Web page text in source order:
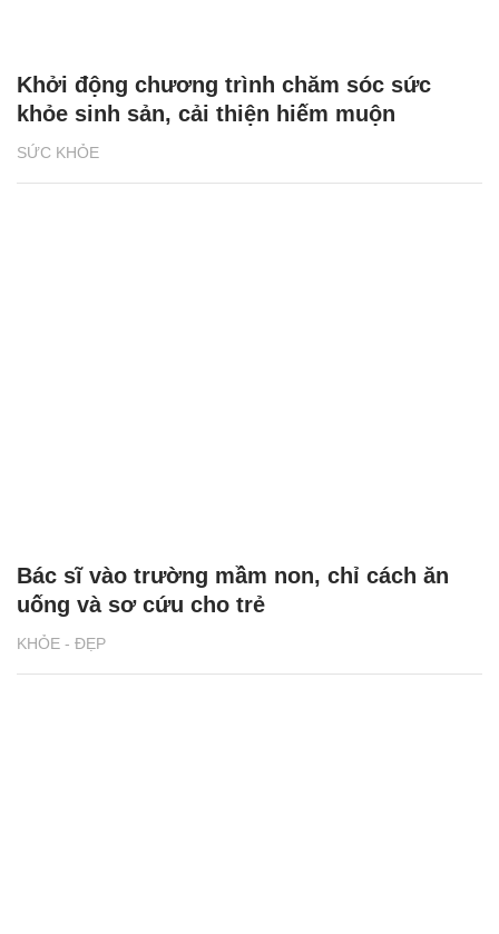
SỨC KHỎE
Khởi động chương trình chăm sóc sức
khỏe sinh sản, cải thiện hiếm muộn
KHỎE - ĐẸP
Bác sĩ vào trường mầm non, chỉ cách ăn
uống và sơ cứu cho trẻ